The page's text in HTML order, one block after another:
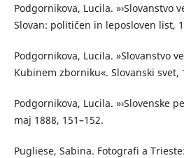
Podgornikova, Lucila. »›Slovanstvo
Slovan: političen in leposloven list,
Podgornikova, Lucila. »Slovanstvo
Kubinem zborniku«. Slovanski svet,
Podgornikova, Lucila. »›Slovenske
maj 1888, 151–152.
Pugliese, Sabina. Fotografi a